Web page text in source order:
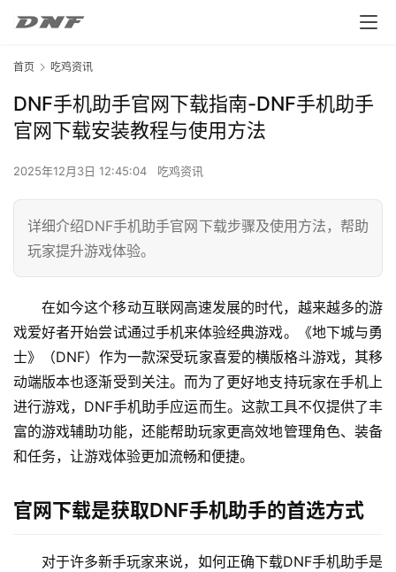
首页 吃鸡资讯
DNF手机助手官网下载指南-DNF手机助手
官网下载安装教程与使用方法
2025年12月3日 12:45:04 吃鸡资讯
详细介绍DNF手机助手官网下载步骤及使用方法，帮助
玩家提升游戏体验。
在如今这个移动互联网高速发展的时代，越来越多的游
戏爱好者开始尝试通过手机来体验经典游戏。《地下城与勇
士》（DNF）作为一款深受玩家喜爱的横版格斗游戏，其移
动端版本也逐渐受到关注。而为了更好地支持玩家在手机上
进行游戏，DNF手机助手应运而生。这款工具不仅提供了丰
富的游戏辅助功能，还能帮助玩家更高效地管理角色、装备
和任务，让游戏体验更加流畅和便捷。
官网下载是获取DNF手机助手的首选方式
对于许多新手玩家来说，如何正确下载DNF手机助手是